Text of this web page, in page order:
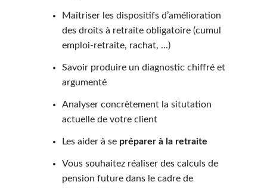
Maîtriser les dispositifs d’amélioration
des droits à retraite obligatoire (cumul
emploi-retraite, rachat, ...)
Savoir produire un diagnostic chiffré et
argumenté
Analyser concrètement la situtation
actuelle de votre client
Les aider à se préparer à la retraite
Vous souhaitez réaliser des calculs de
pension future dans le cadre de